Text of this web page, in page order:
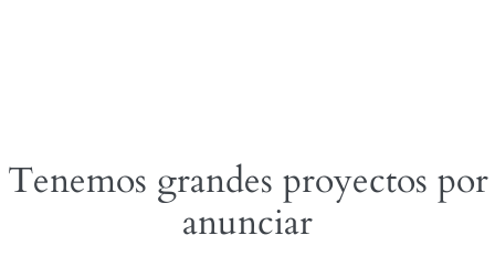
Tenemos grandes proyectos por
anunciar